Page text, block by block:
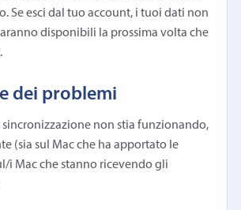
Se esci dal tuo account, i tuoi dati non
disponibili la prossima volta che
dei problemi
sincronizzazione non stia funzionando,
(sia sul Mac che ha apportato le
i Mac che stanno ricevendo gli